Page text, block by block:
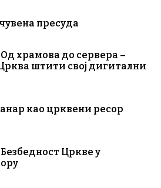
пресуда
храмова до сервера –
штити свој дигитални
као црквени ресор
Цркве у